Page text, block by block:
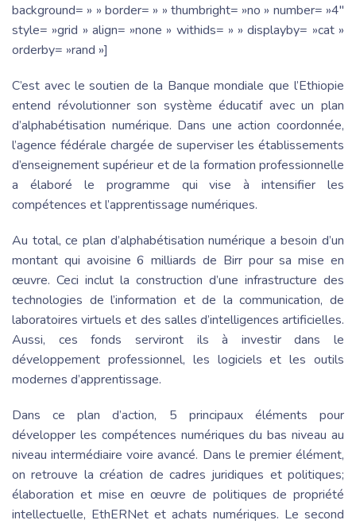
background= » » border= » » thumbright= »no » number= »4″
style= »grid » align= »none » withids= » » displayby= »cat »
orderby= »rand »]
C’est avec le soutien de la Banque mondiale que l’Ethiopie
entend révolutionner son système éducatif avec un plan
d’alphabétisation numérique. Dans une action coordonnée,
l’agence fédérale chargée de superviser les établissements
d’enseignement supérieur et de la formation professionnelle
a élaboré le programme qui vise à intensifier les
compétences et l’apprentissage numériques.
Au total, ce plan d’alphabétisation numérique a besoin d’un
montant qui avoisine 6 milliards de Birr pour sa mise en
œuvre. Ceci inclut la construction d’une infrastructure des
technologies de l’information et de la communication, de
laboratoires virtuels et des salles d’intelligences artificielles.
Aussi, ces fonds serviront ils à investir dans le
développement professionnel, les logiciels et les outils
modernes d’apprentissage.
Dans ce plan d’action, 5 principaux éléments pour
développer les compétences numériques du bas niveau au
niveau intermédiaire voire avancé. Dans le premier élément,
on retrouve la création de cadres juridiques et politiques;
élaboration et mise en œuvre de politiques de propriété
intellectuelle, EthERNet et achats numériques. Le second